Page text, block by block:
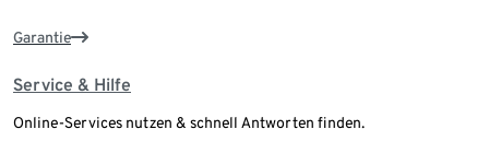
Garantie
Service & Hilfe
Online-Services nutzen & schnell Antworten finden.